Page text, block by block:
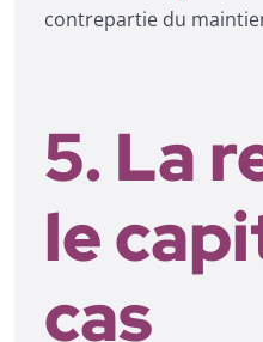
contrepartie du
5. La
le
cas